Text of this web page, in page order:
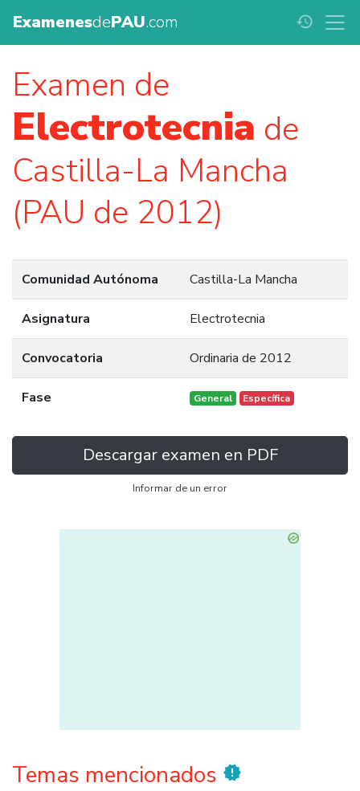
ExamenesdePAU.com history
Examen de
Electrotecnia de
Castilla-La Mancha
(PAU de 2012)
Comunidad Autónoma Castilla-La Mancha
Asignatura Electrotecnia
Convocatoria Ordinaria de 2012
Fase General Específica
Descargar examen en PDF
Informar de un error
Temas mencionados new_releases